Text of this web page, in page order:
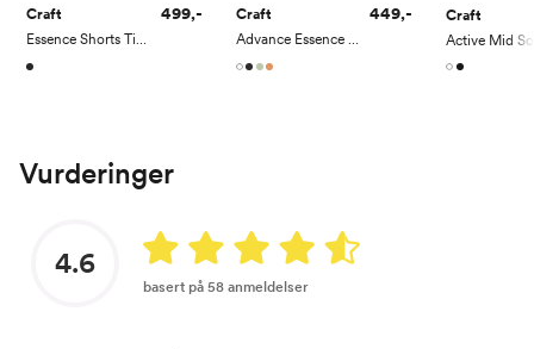
Craft
Essence Shorts Tights 3
499,-
Craft
Advance Essence Long Sleeve Tee 2
449,- Craft
Vurderinger
4.6
basert på 58 anmeldelser